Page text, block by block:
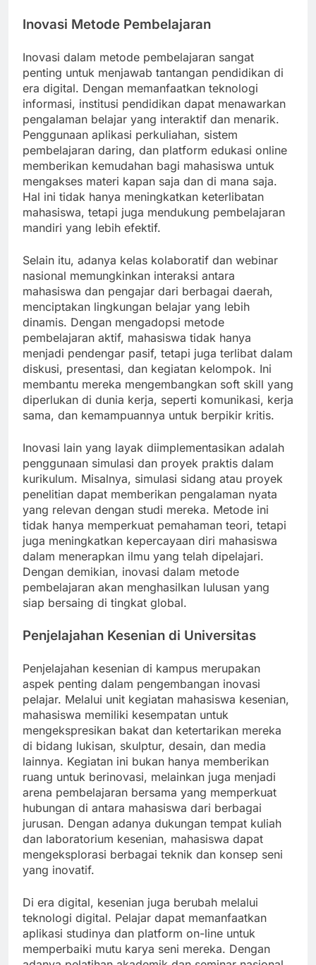
Inovasi Metode Pembelajaran
Inovasi dalam metode pembelajaran sangat
penting untuk menjawab tantangan pendidikan di
era digital. Dengan memanfaatkan teknologi
informasi, institusi pendidikan dapat menawarkan
pengalaman belajar yang interaktif dan menarik.
Penggunaan aplikasi perkuliahan, sistem
pembelajaran daring, dan platform edukasi online
memberikan kemudahan bagi mahasiswa untuk
mengakses materi kapan saja dan di mana saja.
Hal ini tidak hanya meningkatkan keterlibatan
mahasiswa, tetapi juga mendukung pembelajaran
mandiri yang lebih efektif.
Selain itu, adanya kelas kolaboratif dan webinar
nasional memungkinkan interaksi antara
mahasiswa dan pengajar dari berbagai daerah,
menciptakan lingkungan belajar yang lebih
dinamis. Dengan mengadopsi metode
pembelajaran aktif, mahasiswa tidak hanya
menjadi pendengar pasif, tetapi juga terlibat dalam
diskusi, presentasi, dan kegiatan kelompok. Ini
membantu mereka mengembangkan soft skill yang
diperlukan di dunia kerja, seperti komunikasi, kerja
sama, dan kemampuannya untuk berpikir kritis.
Inovasi lain yang layak diimplementasikan adalah
penggunaan simulasi dan proyek praktis dalam
kurikulum. Misalnya, simulasi sidang atau proyek
penelitian dapat memberikan pengalaman nyata
yang relevan dengan studi mereka. Metode ini
tidak hanya memperkuat pemahaman teori, tetapi
juga meningkatkan kepercayaan diri mahasiswa
dalam menerapkan ilmu yang telah dipelajari.
Dengan demikian, inovasi dalam metode
pembelajaran akan menghasilkan lulusan yang
siap bersaing di tingkat global.
Penjelajahan Kesenian di Universitas
Penjelajahan kesenian di kampus merupakan
aspek penting dalam pengembangan inovasi
pelajar. Melalui unit kegiatan mahasiswa kesenian,
mahasiswa memiliki kesempatan untuk
mengekspresikan bakat dan ketertarikan mereka
di bidang lukisan, skulptur, desain, dan media
lainnya. Kegiatan ini bukan hanya memberikan
ruang untuk berinovasi, melainkan juga menjadi
arena pembelajaran bersama yang memperkuat
hubungan di antara mahasiswa dari berbagai
jurusan. Dengan adanya dukungan tempat kuliah
dan laboratorium kesenian, mahasiswa dapat
mengeksplorasi berbagai teknik dan konsep seni
yang inovatif.
Di era digital, kesenian juga berubah melalui
teknologi digital. Pelajar dapat memanfaatkan
aplikasi studinya dan platform on-line untuk
memperbaiki mutu karya seni mereka. Dengan